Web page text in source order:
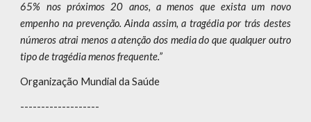
65% nos próximos 20 anos, a menos que exista um novo
empenho na prevenção. Ainda assim, a tragédia por trás destes
números atrai menos a atenção dos media do que qualquer outro
tipo de tragédia menos frequente.”
Organização Mundial da Saúde
-------------------